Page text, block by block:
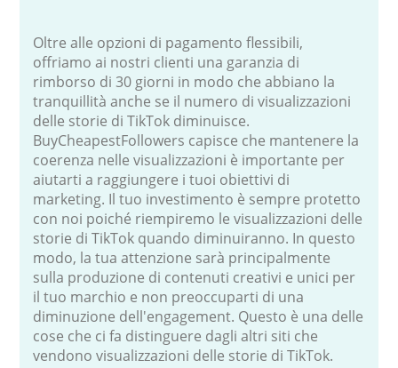
Oltre alle opzioni di pagamento flessibili,
offriamo ai nostri clienti una garanzia di
rimborso di 30 giorni in modo che abbiano la
tranquillità anche se il numero di visualizzazioni
delle storie di TikTok diminuisce.
BuyCheapestFollowers capisce che mantenere la
coerenza nelle visualizzazioni è importante per
aiutarti a raggiungere i tuoi obiettivi di
marketing. Il tuo investimento è sempre protetto
con noi poiché riempiremo le visualizzazioni delle
storie di TikTok quando diminuiranno. In questo
modo, la tua attenzione sarà principalmente
sulla produzione di contenuti creativi e unici per
il tuo marchio e non preoccuparti di una
diminuzione dell'engagement. Questo è una delle
cose che ci fa distinguere dagli altri siti che
vendono visualizzazioni delle storie di TikTok.